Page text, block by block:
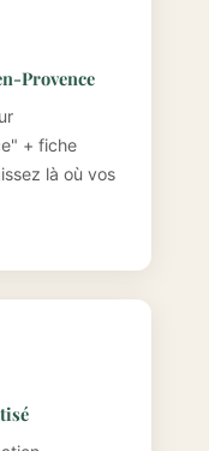
Provence
+ fiche
là où vos